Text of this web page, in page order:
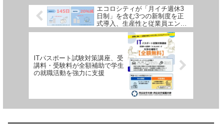
エコロシティが「月イチ週休3
日制」を含む3つの新制度を正
式導入、生産性と従業員エンゲ
ージメント向上へ
ITパスポート試験対策講座、受
講料・受験料が全額補助で学生
の就職活動を強力に支援